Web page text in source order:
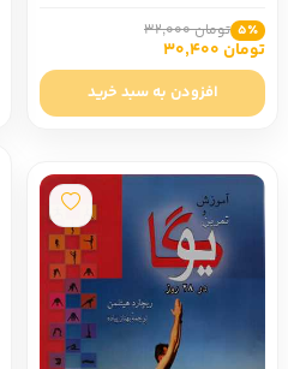
5٪ تومان 32,000
تومان 30,400
افزودن به سبد خرید